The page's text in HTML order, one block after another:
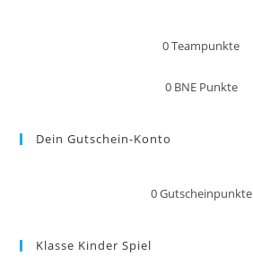
0Teampunkte
0 BNE Punkte
Dein Gutschein-Konto
0Gutscheinpunkte
Klasse Kinder Spiel